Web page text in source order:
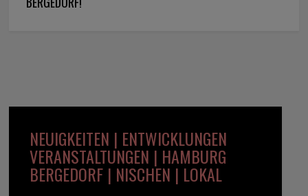
NEUIGKEITEN | ENTWICKLUNGEN
VERANSTALTUNGEN | HAMBURG
BERGEDORF | NISCHEN | LOKAL